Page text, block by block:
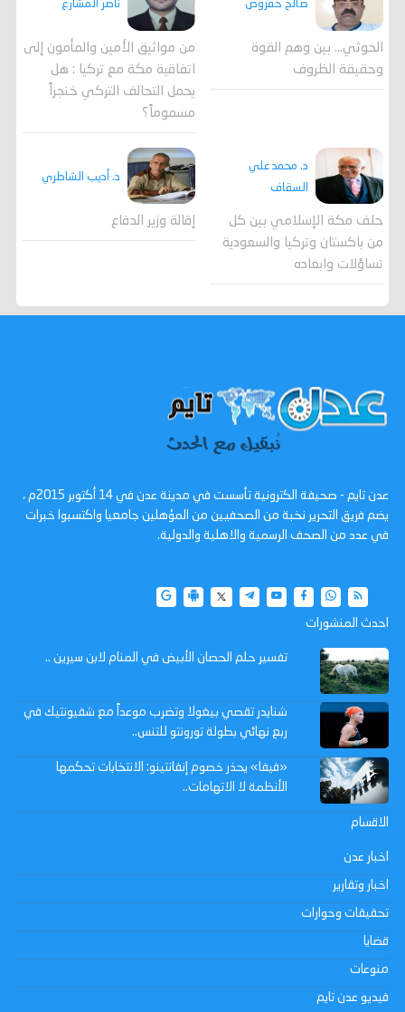
صالح حقروص
الحوثي... بين وهم القوة
وحقيقة الظروف
ناصر المشارع
من مواثيق الأمين والمأمون إلى
اتفاقية مكة مع تركيا : هل
يحمل التحالف التركي خنجراً
مسموماً؟
د. محمد علي
السقاف
حلف مكة الإسلامي بين كل
من باكستان وتركيا والسعودية
تساؤلات وابعاده
د. أديب الشاطري
إقالة وزير الدفاع
عدن تايم - صحيفة الكترونية تأسست في مدينة عدن في 14 أكتوبر 2015م ،
يضم فريق التحرير نخبة من الصحفيين من المؤهلين جامعيا واكتسبوا خبرات
في عدد من الصحف الرسمية والاهلية والدولية.
احدث المنشورات
تفسير حلم الحصان الأبيض في المنام لابن سيرين ..
شنايدر تقصي بيغولا وتضرب موعداً مع شفيونتيك في
ربع نهائي بطولة تورونتو للتنس..
«فيفا» يحذر خصوم إنفانتينو: الانتخابات تحكمها
الأنظمة لا الاتهامات..
الاقسام
اخبار عدن
اخبار وتقارير
تحقيقات وحوارات
قضايا
منوعات
فيديو عدن تايم